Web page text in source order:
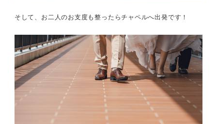
そして、お二人のお支度も整ったらチャペルへ出発です！